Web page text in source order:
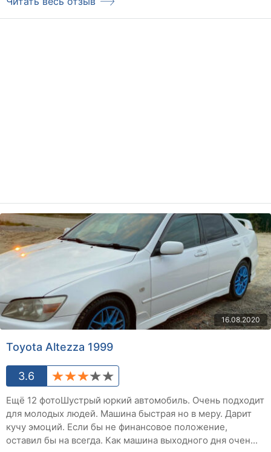
16.08.2020
Toyota Altezza 1999
3.6
Ещё 12 фотоШустрый юркий автомобиль. Очень подходит
для молодых людей. Машина быстрая но в меру. Дарит
кучу эмоций. Если бы не финансовое положение,
оставил бы на всегда. Как машина выходного дня очен...